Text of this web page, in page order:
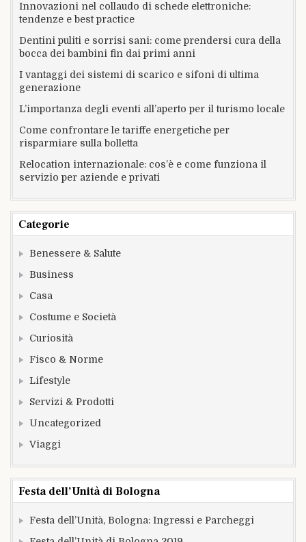
Innovazioni nel collaudo di schede elettroniche:
tendenze e best practice
Dentini puliti e sorrisi sani: come prendersi cura della
bocca dei bambini fin dai primi anni
I vantaggi dei sistemi di scarico e sifoni di ultima
generazione
L’importanza degli eventi all’aperto per il turismo locale
Come confrontare le tariffe energetiche per
risparmiare sulla bolletta
Relocation internazionale: cos’è e come funziona il
servizio per aziende e privati
Categorie
Benessere & Salute
Business
Casa
Costume e Società
Curiosità
Fisco & Norme
Lifestyle
Servizi & Prodotti
Uncategorized
Viaggi
Festa dell’Unità di Bologna
Festa dell’Unità, Bologna: Ingressi e Parcheggi